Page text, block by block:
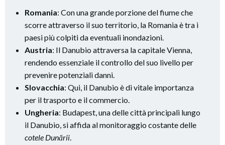
Romania: Con una grande porzione del fiume che
scorre attraverso il suo territorio, la Romania è tra i
paesi più colpiti da eventuali inondazioni.
Austria: Il Danubio attraversa la capitale Vienna,
rendendo essenziale il controllo del suo livello per
prevenire potenziali danni.
Slovacchia: Qui, il Danubio è di vitale importanza
per il trasporto e il commercio.
Ungheria: Budapest, una delle città principali lungo
il Danubio, si affida al monitoraggio costante delle
cotele Dunării.